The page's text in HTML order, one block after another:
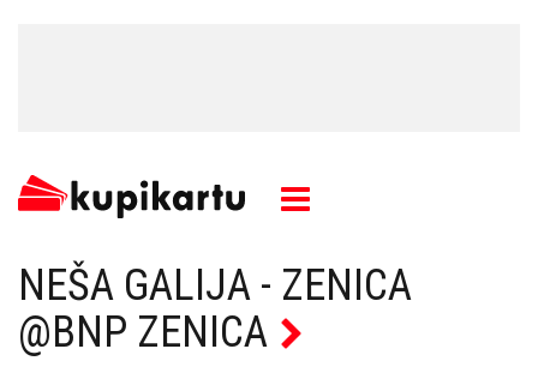
NEŠA GALIJA - ZENICA
@BNP ZENICA